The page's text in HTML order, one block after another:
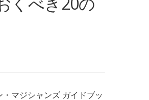
マジシャンズ ガイドブッ